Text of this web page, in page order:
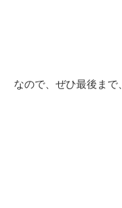
なので、ぜひ最後まで、